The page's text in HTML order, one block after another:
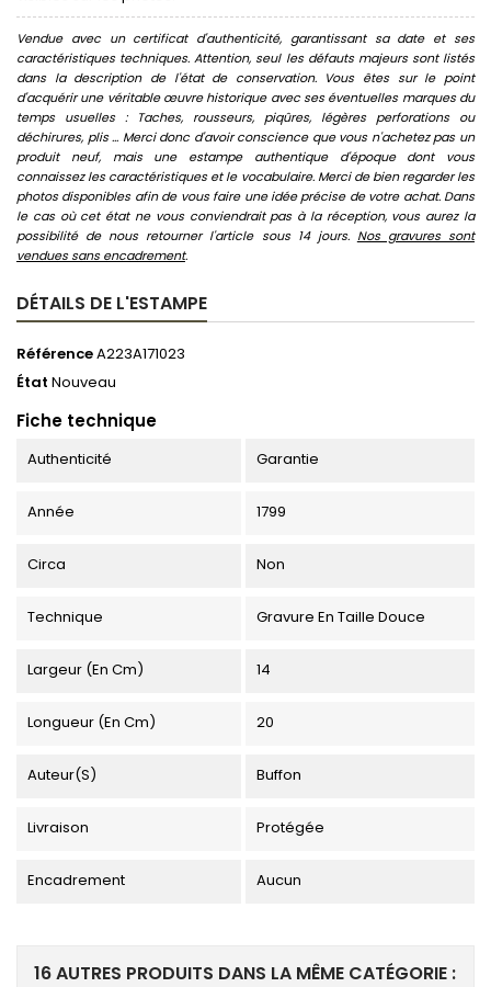
Vendue avec un certificat d'authenticité, garantissant sa date et ses
caractéristiques techniques. Attention, seul les défauts majeurs sont listés
dans la description de l'état de conservation. Vous êtes sur le point
d'acquérir une véritable œuvre historique avec ses éventuelles marques du
temps usuelles : Taches, rousseurs, piqûres, légères perforations ou
déchirures, plis ... Merci donc d'avoir conscience que vous n'achetez pas un
produit neuf, mais une estampe authentique d'époque dont vous
connaissez les caractéristiques et le vocabulaire. Merci de bien regarder les
photos disponibles afin de vous faire une idée précise de votre achat. Dans
le cas où cet état ne vous conviendrait pas à la réception, vous aurez la
possibilité de nous retourner l'article sous 14 jours. Nos gravures sont
vendues sans encadrement.
DÉTAILS DE L'ESTAMPE
RéférenceA223A171023
État Nouveau
Fiche technique
Authenticité Garantie
Année 1799
Circa Non
Technique Gravure En Taille Douce
Largeur (en Cm) 14
Longueur (en Cm) 20
Auteur(s) Buffon
Livraison Protégée
Encadrement Aucun
16 AUTRES PRODUITS DANS LA MÊME CATÉGORIE :